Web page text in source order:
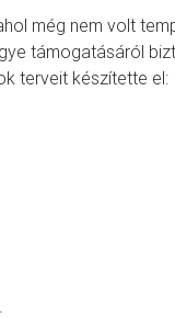
még nem volt
támogatásáról
terveit készítette el: